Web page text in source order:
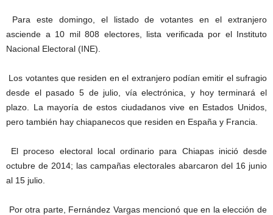
Para este domingo, el listado de votantes en el extranjero
asciende a 10 mil 808 electores, lista verificada por el Instituto
Nacional Electoral (INE).
Los votantes que residen en el extranjero podían emitir el sufragio
desde el pasado 5 de julio, vía electrónica, y hoy terminará el
plazo. La mayoría de estos ciudadanos vive en Estados Unidos,
pero también hay chiapanecos que residen en España y Francia.
El proceso electoral local ordinario para Chiapas inició desde
octubre de 2014; las campañas electorales abarcaron del 16 junio
al 15 julio.
Por otra parte, Fernández Vargas mencionó que en la elección de